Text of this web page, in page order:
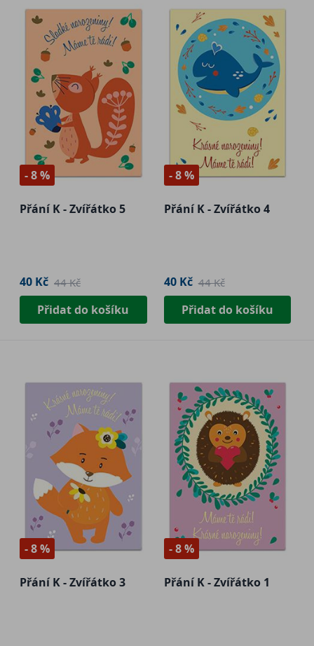
- 8 %
Přání K - Zvířátko 5
40 Kč 44 Kč
Přidat do košíku
- 8 %
Přání K - Zvířátko 4
40 Kč 44 Kč
Přidat do košíku
- 8 %
Přání K - Zvířátko 3
- 8 %
Přání K - Zvířátko 1